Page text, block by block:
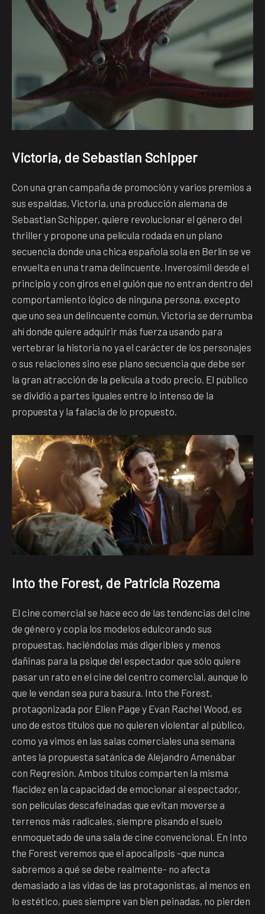
Victoria, de Sebastian Schipper
Con una gran campaña de promoción y varios premios a
sus espaldas, Victoria, una producción alemana de
Sebastian Schipper, quiere revolucionar el género del
thriller y propone una película rodada en un plano
secuencia donde una chica española sola en Berlín se ve
envuelta en una trama delincuente. Inverosímil desde el
principio y con giros en el guión que no entran dentro del
comportamiento lógico de ninguna persona, excepto
que uno sea un delincuente común, Victoria se derrumba
ahí donde quiere adquirir más fuerza usando para
vertebrar la historia no ya el carácter de los personajes
o sus relaciones sino ese plano secuencia que debe ser
la gran atracción de la película a todo precio. El público
se dividió a partes iguales entre lo intenso de la
propuesta y la falacia de lo propuesto.
Into the Forest, de Patricia Rozema
El cine comercial se hace eco de las tendencias del cine
de género y copia los modelos edulcorando sus
propuestas, haciéndolas más digeribles y menos
dañinas para la psique del espectador que sólo quiere
pasar un rato en el cine del centro comercial, aunque lo
que le vendan sea pura basura. Into the Forest,
protagonizada por Ellen Page y Evan Rachel Wood, es
uno de estos títulos que no quieren violentar al público,
como ya vimos en las salas comerciales una semana
antes la propuesta satánica de Alejandro Amenábar
con Regresión. Ambos títulos comparten la misma
flacidez en la capacidad de emocionar al espectador,
son películas descafeinadas que evitan moverse a
terrenos más radicales, siempre pisando el suelo
enmoquetado de una sala de cine convencional. En Into
the Forest veremos que el apocalipsis -que nunca
sabremos a qué se debe realmente- no afecta
demasiado a las vidas de las protagonistas, al menos en
lo estético, pues siempre van bien peinadas, no pierden